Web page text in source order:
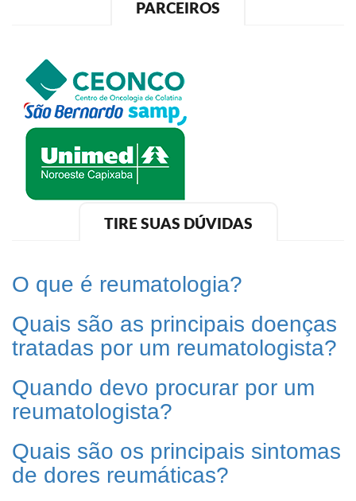
PARCEIROS
TIRE SUAS DÚVIDAS
O que é reumatologia?
Quais são as principais doenças
tratadas por um reumatologista?
Quando devo procurar por um
reumatologista?
Quais são os principais sintomas
de dores reumáticas?